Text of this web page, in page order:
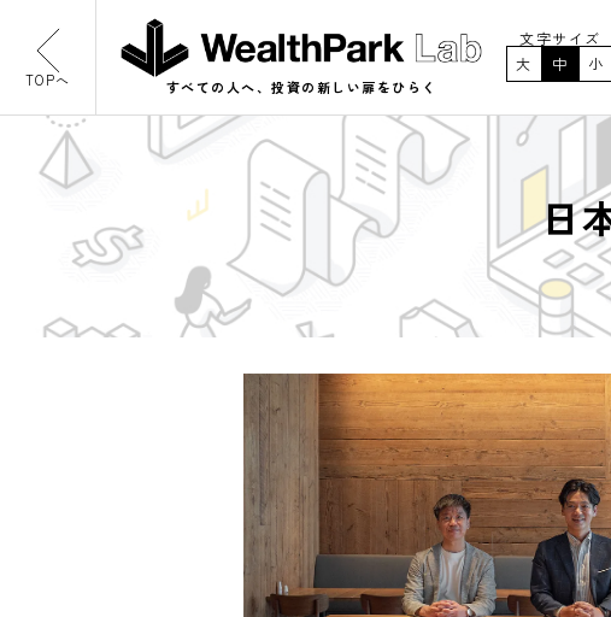
TOPへ すべての人へ、投資の新しい扉をひらく
文字サイズ
大
中 小
日